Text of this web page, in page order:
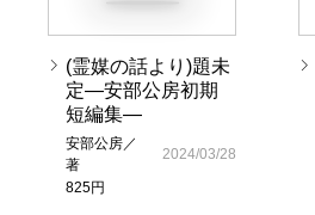
(霊媒の話より)題未
定―安部公房初期
短編集―
安部公房／
著
825円
2024/03/28